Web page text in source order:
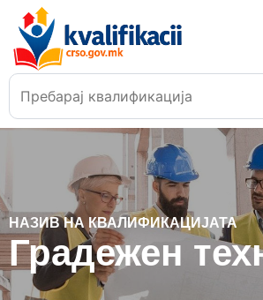
НАЗИВ НА КВАЛИФИКАЦИЈАТА
Градежен